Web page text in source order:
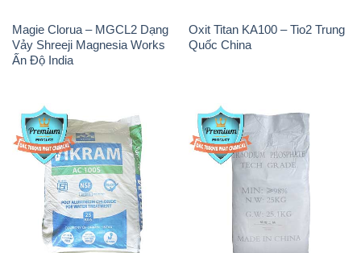
Magie Clorua – MGCL2 Dạng
Vảy Shreeji Magnesia Works
Ấn Độ India
Oxit Titan KA100 – Tio2 Trung
Quốc China